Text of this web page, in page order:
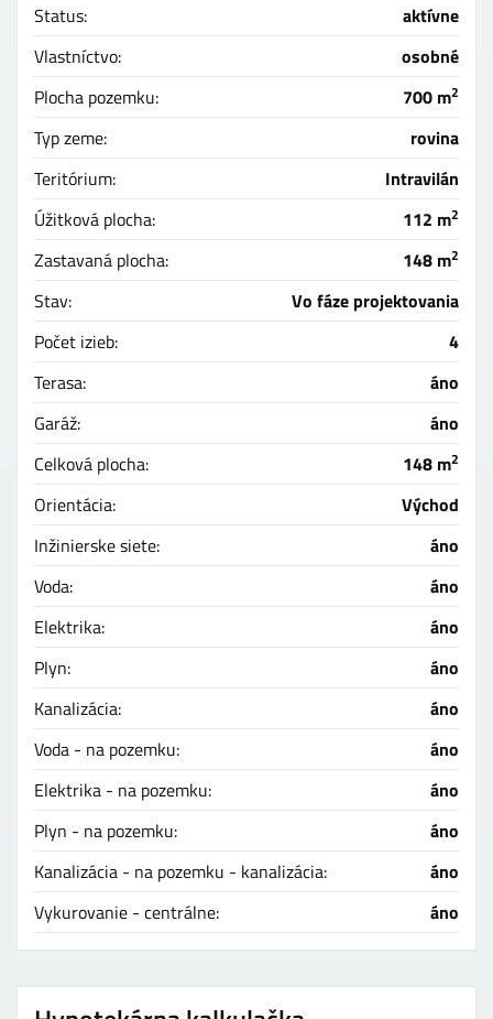
Status:
aktívne
Vlastníctvo:
osobné
Plocha pozemku:
700 m2
Typ zeme:
rovina
Teritórium:
Intravilán
Úžitková plocha:
112 m2
Zastavaná plocha: 148 m2
Stav:
Vo fáze projektovania
Počet izieb:
4
Terasa:
áno
Garáž:
áno
Celková plocha:
148 m2
Orientácia:
Východ
Inžinierske siete:
áno
Voda:
áno
Elektrika:
áno
Plyn:
áno
Kanalizácia:
áno
Voda - na pozemku:
áno
Elektrika - na pozemku:
áno
Plyn - na pozemku:
áno
Kanalizácia - na pozemku - kanalizácia:
áno
Vykurovanie - centrálne:
áno